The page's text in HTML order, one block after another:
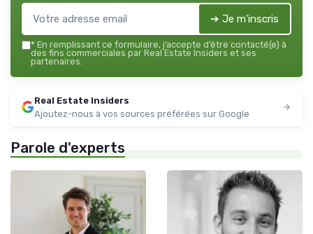
➔ Je m'inscris
* En remplissant ce formulaire, j’accepte d’être contacté(e) à
des fins commerciales par Real Estate Insiders et ses
partenaires.
Real Estate Insiders
Ajoutez-nous à vos sources préférées sur Google
Parole d'experts